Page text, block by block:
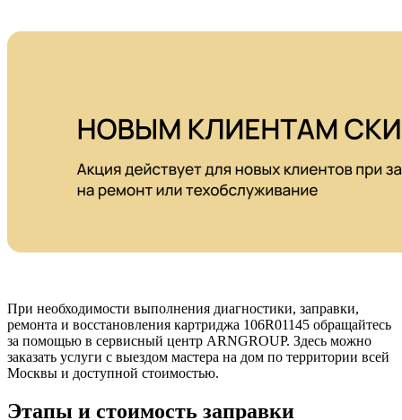
При необходимости выполнения диагностики, заправки,
ремонта и восстановления картриджа 106R01145 обращайтесь
за помощью в сервисный центр ARNGROUP. Здесь можно
заказать услуги с выездом мастера на дом по территории всей
Москвы и доступной стоимостью.
Этапы и стоимость заправки